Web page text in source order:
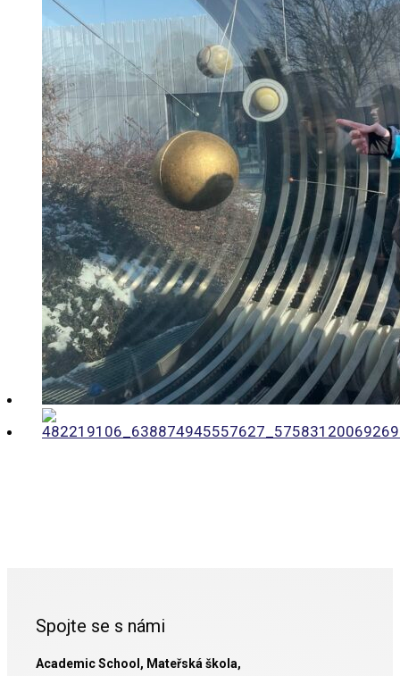
Spojte se s námi
Academic School, Mateřská škola,